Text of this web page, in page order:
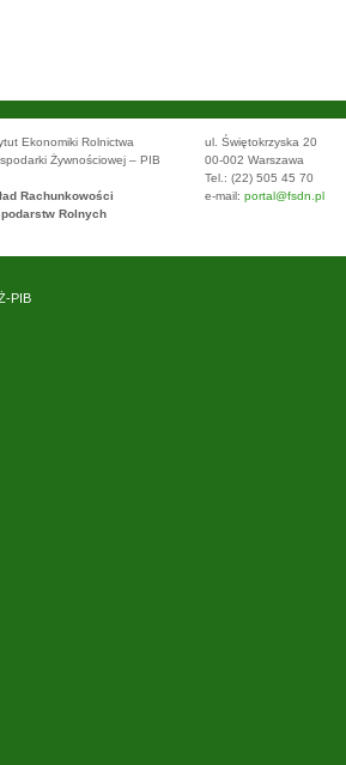
Ekonomiki Rolnictwa
Żywnościowej – PIB
Rachunkowości
Rolnych
ul. Świętokrzyska 20
00-002 Warszawa
Tel.: (22) 505 45 70
e-mail: portal@fsdn.pl
PIB